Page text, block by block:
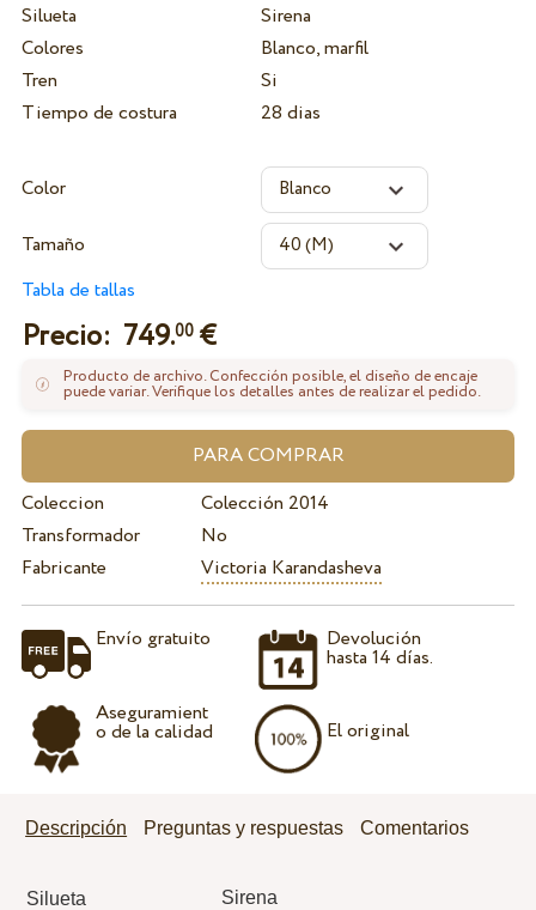
Silueta
Sirena
Colores
Blanco, marfil
Tren
Si
Tiempo de costura
28 dias
Color
Tamaño
Tabla de tallas
Precio: 749.00€
Producto de archivo. Confección posible, el diseño de encaje
puede variar. Verifique los detalles antes de realizar el pedido.
Coleccion
Colección 2014
Transformador
No
Fabricante
Victoria Karandasheva
Envío gratuito
Aseguramient
o de la calidad
Devolución
hasta 14 días.
El original
Descripción Preguntas y respuestas Comentarios
Silueta
Sirena